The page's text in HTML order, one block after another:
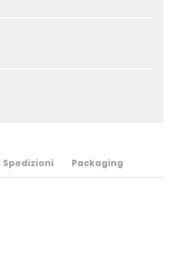
Spedizioni Packaging